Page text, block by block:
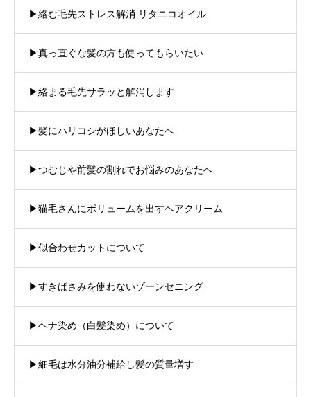
▶︎絡む毛先ストレス解消 リタニコオイル
▶︎真っ直ぐな髪の方も使ってもらいたい
▶︎絡まる毛先サラッと解消します
▶︎髪にハリコシがほしいあなたへ
▶︎つむじや前髪の割れでお悩みのあなたへ
▶︎猫毛さんにボリュームを出すヘアクリーム
▶︎似合わせカットについて
▶︎すきばさみを使わないゾーンセニング
▶︎ヘナ染め（白髪染め）について
▶︎細毛は水分油分補給し髪の質量増す